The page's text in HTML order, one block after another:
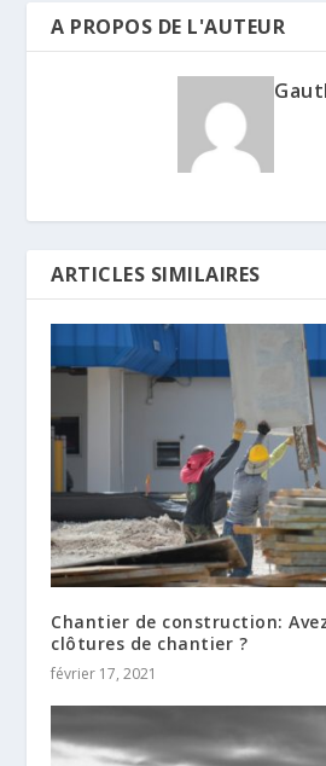
A PROPOS DE L'AUTEUR
ARTICLES SIMILAIRES
Chantier de construction:
clôtures de chantier ?
février 17, 2021